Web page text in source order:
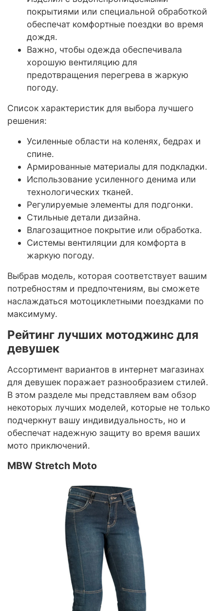
покрытиями или специальной обработкой
обеспечат комфортные поездки во время
дождя.
Важно, чтобы одежда обеспечивала
хорошую вентиляцию для
предотвращения перегрева в жаркую
погоду.
Список характеристик для выбора лучшего
решения:
Усиленные области на коленях, бедрах и
спине.
Армированные материалы для подкладки.
Использование усиленного денима или
технологических тканей.
Регулируемые элементы для подгонки.
Стильные детали дизайна.
Влагозащитное покрытие или обработка.
Системы вентиляции для комфорта в
жаркую погоду.
Выбрав модель, которая соответствует вашим
потребностям и предпочтениям, вы сможете
наслаждаться мотоциклетными поездками по
максимуму.
Рейтинг лучших мотоджинс для
девушек
Ассортимент вариантов в интернет магазинах
для девушек поражает разнообразием стилей.
В этом разделе мы представляем вам обзор
некоторых лучших моделей, которые не только
подчеркнут вашу индивидуальность, но и
обеспечат надежную защиту во время ваших
мото приключений.
MBW Stretch Moto